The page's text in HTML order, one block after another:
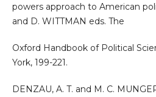
powers approach to American
and D. WITTMAN eds. The
Oxford Handbook of Political
York, 199-221.
DENZAU, A. T. and M. C.